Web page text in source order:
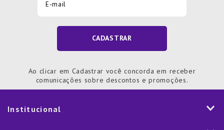
CADASTRAR
Ao clicar em Cadastrar você concorda em receber
comunicações sobre descontos e promoções.
Institucional